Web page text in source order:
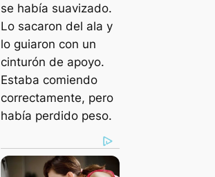
se había suavizado.
Lo sacaron del ala y
lo guiaron con un
cinturón de apoyo.
Estaba comiendo
correctamente, pero
había perdido peso.